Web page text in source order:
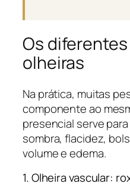
Os
olheiras
Na prática, muitas
componente ao
presencial serve
sombra, flacidez,
volume e edema.
1. Olheira vascular: